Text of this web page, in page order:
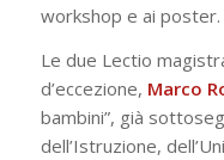
workshop e ai poster.
Le due Lectio
d’eccezione, Marco
bambini”, già
dell’Istruzione,